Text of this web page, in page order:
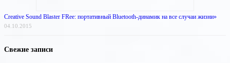
Creative Sound Blaster FRee: портативный Bluetooth-динамик на все случаи жизни»
04.10.2015
Свежие записи